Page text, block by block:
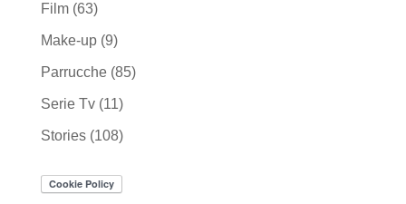
Film(63)
Make-up(9)
Parrucche(85)
Serie Tv(11)
Stories(108)